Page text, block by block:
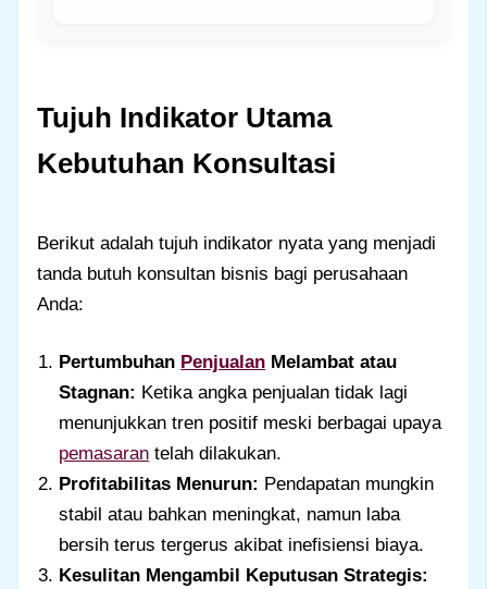
Tujuh Indikator Utama
Kebutuhan Konsultasi
Berikut adalah tujuh indikator nyata yang menjadi
tanda butuh konsultan bisnis bagi perusahaan
Anda:
Pertumbuhan Penjualan Melambat atau
Stagnan: Ketika angka penjualan tidak lagi
menunjukkan tren positif meski berbagai upaya
pemasaran telah dilakukan.
Profitabilitas Menurun: Pendapatan mungkin
stabil atau bahkan meningkat, namun laba
bersih terus tergerus akibat inefisiensi biaya.
Kesulitan Mengambil Keputusan Strategis: